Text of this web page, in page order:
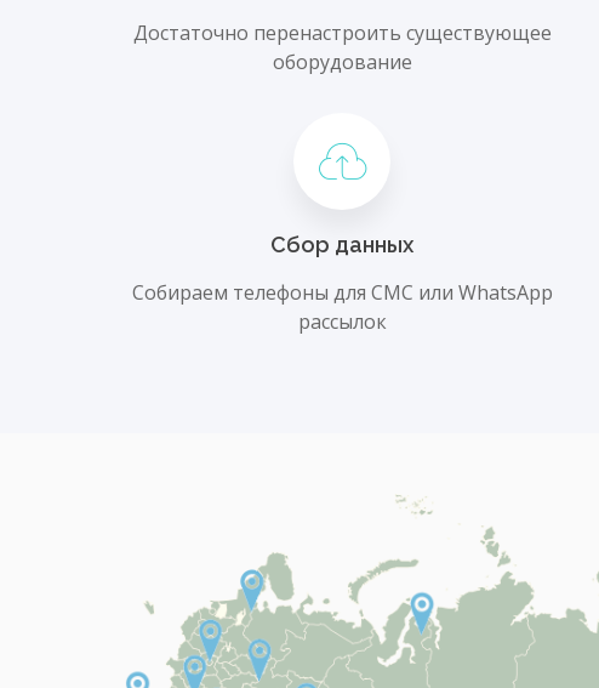
Достаточно перенастроить существующее
оборудование
Сбор данных
Собираем телефоны для СМС или WhatsApp
рассылок